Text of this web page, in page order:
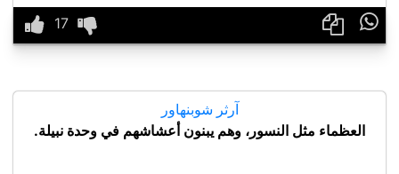

آرثر شوبنهاور
العظماء مثل النسور، وهم يبنون أعشاشهم في وحدة نبيلة.